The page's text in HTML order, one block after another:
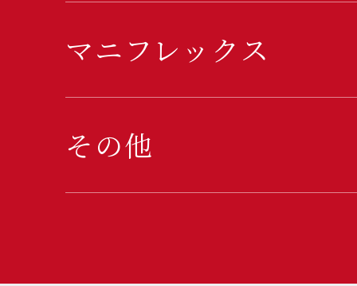
マニフレックス
その他